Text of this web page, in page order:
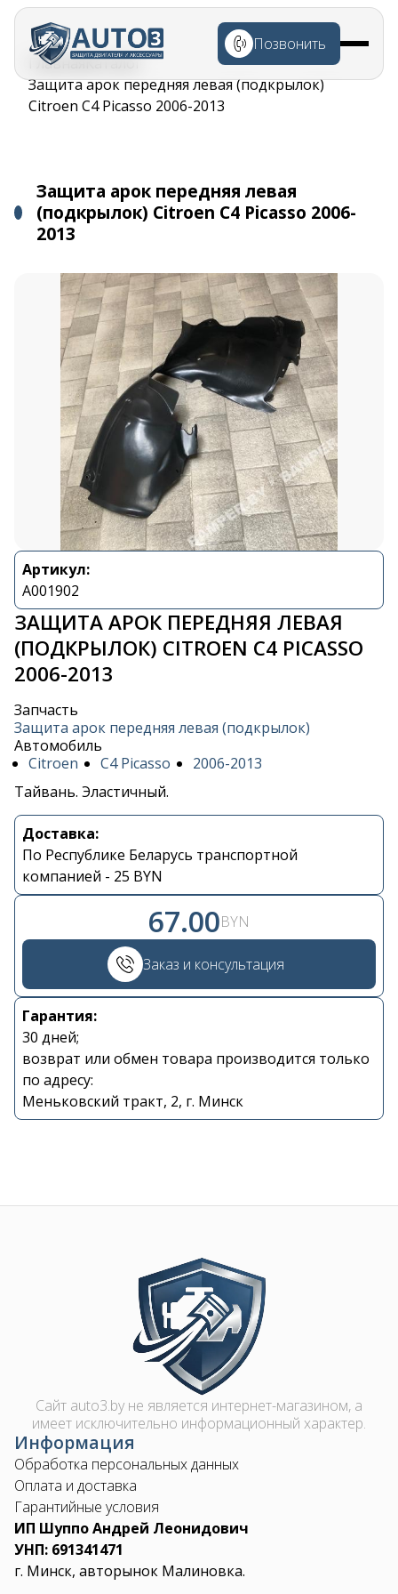
Перейти к
основному
содержанию
Позвонить
Строка
навигации
ГлавнаяКаталог
Защита арок передняя левая (подкрылок)
Citroen C4 Picasso 2006-2013
Защита арок передняя левая
(подкрылок) Citroen C4 Picasso 2006-
2013
Артикул:
A001902
ЗАЩИТА АРОК ПЕРЕДНЯЯ ЛЕВАЯ
(ПОДКРЫЛОК) CITROEN C4 PICASSO
2006-2013
Запчасть
Защита арок передняя левая (подкрылок)
Автомобиль
Citroen
C4 Picasso
2006-2013
Тайвань. Эластичный.
Доставка:
По Республике Беларусь транспортной
компанией - 25 BYN
67.00BYN
Заказ и консультация
Гарантия:
30 дней;
возврат или обмен товара производится только
по адресу:
Меньковский тракт, 2, г. Минск
Контакты
+375 29 870 15 80
Viber
shupik21@bk.ru
Image
Сайт auto3.by не является интернет-магазином, а
имеет исключительно информационный характер.
Информация
Обработка персональных данных
Оплата и доставка
Гарантийные условия
ИП Шуппо Андрей Леонидович
УНП: 691341471
г. Минск, авторынок Малиновка.